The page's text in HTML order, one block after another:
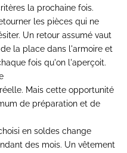
la prochaine fois.
les pièces qui ne
Un retour assumé vaut
la place dans l'armoire et
fois qu'on l'aperçoit.
Mais cette opportunité
de préparation et de
en soldes change
des mois. Un vêtement